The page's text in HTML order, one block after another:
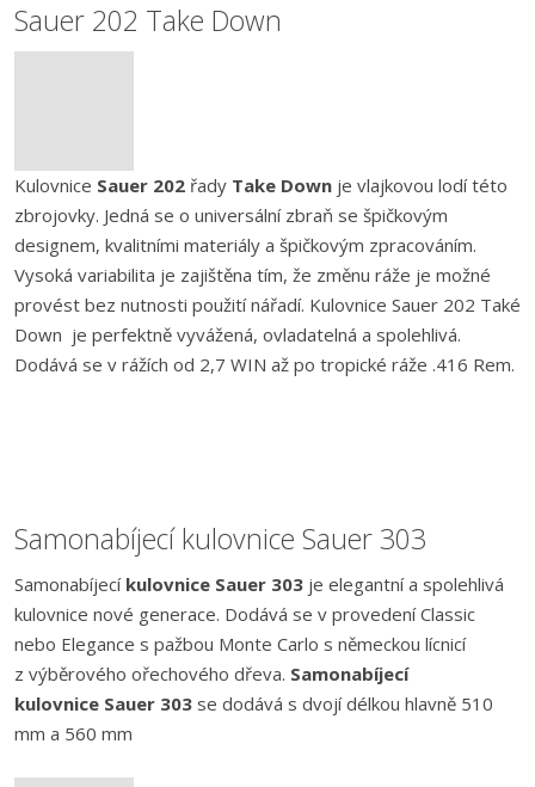
Sauer 202 Take Down
Kulovnice Sauer 202 řady Take Down je vlajkovou lodí této
zbrojovky. Jedná se o universální zbraň se špičkovým
designem, kvalitními materiály a špičkovým zpracováním.
Vysoká variabilita je zajištěna tím, že změnu ráže je možné
provést bez nutnosti použití nářadí. Kulovnice Sauer 202 Také
Down je perfektně vyvážená, ovladatelná a spolehlivá.
Dodává se v rážích od 2,7 WIN až po tropické ráže .416 Rem.
Samonabíjecí kulovnice Sauer 303
Samonabíjecí kulovnice Sauer 303 je elegantní a spolehlivá
kulovnice nové generace. Dodává se v provedení Classic
nebo Elegance s pažbou Monte Carlo s německou lícnicí
z výběrového ořechového dřeva. Samonabíjecí
kulovnice Sauer 303 se dodává s dvojí délkou hlavně 510
mm a 560 mm